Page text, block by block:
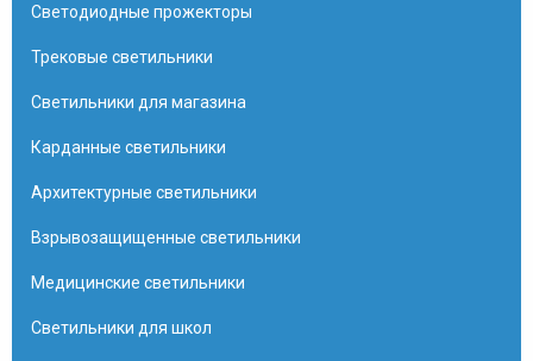
Светодиодные прожекторы
Трековые светильники
Светильники для магазина
Карданные светильники
Архитектурные светильники
Взрывозащищенные светильники
Медицинские светильники
Светильники для школ